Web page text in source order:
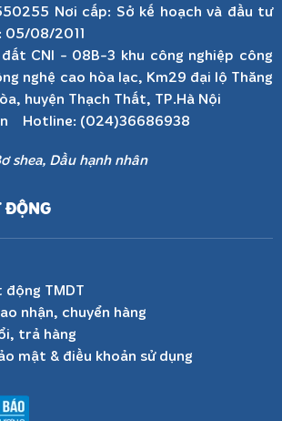
Nơi cấp: Sở kế hoạch và đầu tư
05/08/2011
CNI - 08B-3 khu công nghiệp công
nghệ cao hòa lạc, Km29 đại lộ Thăng
huyện Thạch Thất, TP.Hà Nội
Hotline: (024)36686938
shea, Dầu hạnh nhân
ĐỘNG
TMDT
nhận, chuyển hàng
trả hàng
mật & điều khoản sử dụng